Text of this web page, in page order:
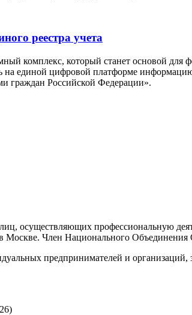
реестра учета
комплекс, который станет основой
на единой цифровой платформе
граждан Российской Федерации».
осуществляющих профессиональную
в Москве. Член Национального Объединения
предпринимателей и организаций,